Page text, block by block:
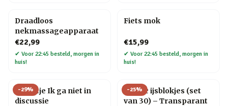
Draadloos
nekmassageapparaat
€22,99
✔ Voor 22:45 besteld, morgen in
huis!
Fiets mok
€15,99
✔ Voor 22:45 besteld, morgen in
huis!
-29%
Tegeltje Ik ga niet in
discussie
-25%
Plastic ijsblokjes (set
van 30) – Transparant